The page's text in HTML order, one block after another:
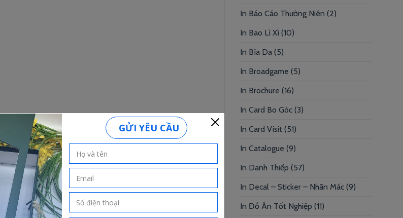
In Báo Cáo Thường Niên (2)
In Bao Lì Xì (10)
In Bìa Da (5)
In Broadgame (5)
In Brochure (16)
In Card Bo Góc (3)
In Card Visit (51)
In Catalogue (9)
In Danh Thiếp (57)
In Decal – Sticker – Nhãn Mác (9)
In Đồ Án Tốt Nghiệp (11)